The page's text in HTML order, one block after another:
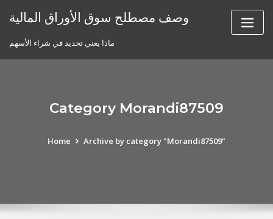
وصف مصطلح سوق الأوراق المالية
ماذا يعني تحديد في شراء الأسهم
Category Morandi87509
Home Archive by category "Morandi87509"